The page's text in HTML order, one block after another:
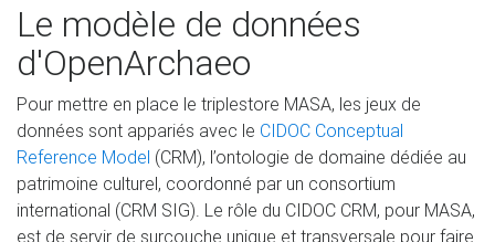
Le modèle de données
d'OpenArchaeo
Pour mettre en place le triplestore MASA, les jeux de
données sont appariés avec le CIDOC Conceptual
Reference Model (CRM), l’ontologie de domaine dédiée au
patrimoine culturel, coordonné par un consortium
international (CRM SIG). Le rôle du CIDOC CRM, pour MASA,
est de servir de surcouche unique et transversale pour faire